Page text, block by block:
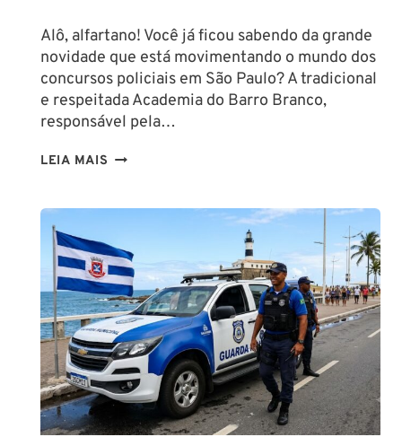
Alô, alfartano! Você já ficou sabendo da grande
novidade que está movimentando o mundo dos
concursos policiais em São Paulo? A tradicional
e respeitada Academia do Barro Branco,
responsável pela…
LEIA MAIS NA
SAI
DA
ESCOLA
FORMADO
EM
DIREITO